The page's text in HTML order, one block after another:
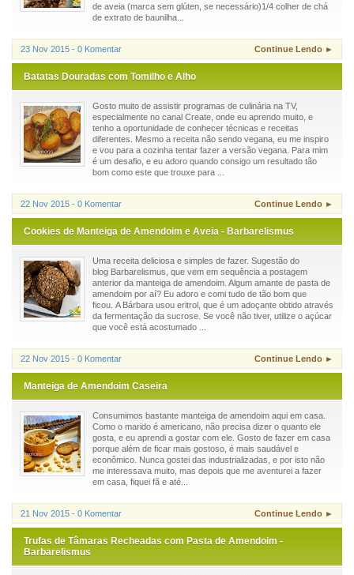
de aveia (marca sem glúten, se necessário)1/4 colher de chá
de extrato de baunilha...
23 Nov 2015 - 0 Komentar Continue Lendo ►
Batatas Douradas com Tomilho e Alho
Gosto muito de assistir programas de culinária na TV,
especialmente no canal Create, onde eu aprendo muito, e
tenho a oportunidade de conhecer técnicas e receitas
diferentes. Mesmo a receita não sendo vegana, eu me inspiro
e vou para a cozinha tentar fazer a versão vegana. Para mim
é um desafio, e eu adoro quando consigo um resultado tão
bom como este que trouxe para ...
22 Nov 2015 - 0 Komentar Continue Lendo ►
Cookies de Manteiga de Amendoim e Aveia - Barbarelismus
Uma receita deliciosa e simples de fazer. Sugestão do
blog Barbarelismus, que vem em sequência a postagem
anterior da manteiga de amendoim. Algum amante de pasta de
amendoim por aí? Eu adoro e comi tudo de tão bom que
ficou. A Bárbara usou eritrol, que é um adoçante obtido através
da fermentação da sucrose. Se você não tiver, utilize o açúcar
que você está acostumado ...
22 Nov 2015 - 0 Komentar Continue Lendo ►
Manteiga de Amendoim Caseira
Consumimos bastante manteiga de amendoim aqui em casa.
Como o marido é americano, não precisa dizer o quanto ele
gosta, e eu aprendi a gostar com ele. Gosto de fazer em casa
porque além de ficar mais gostoso, é mais saudável e
econômico. Nunca gostei das industrializadas, e por isto não
me interessava muito, mas depois que me aventurei a fazer
em casa, fiquei fã e até...
21 Nov 2015 - 0 Komentar Continue Lendo ►
Trufas de Tâmaras Recheadas com Pasta de Amendoim -
Barbarelismus